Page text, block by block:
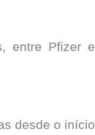
entre Pfizer e
desde o início